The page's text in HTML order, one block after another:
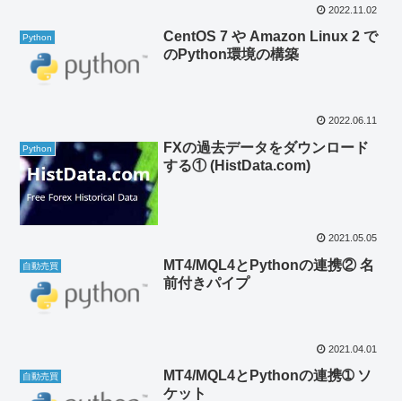
2022.11.02
Python
CentOS 7 や Amazon Linux 2 で
のPython環境の構築
2022.06.11
Python
FXの過去データをダウンロード
する① (HistData.com)
2021.05.05
自動売買
MT4/MQL4とPythonの連携② 名
前付きパイプ
2021.04.01
自動売買
MT4/MQL4とPythonの連携➀ ソ
ケット